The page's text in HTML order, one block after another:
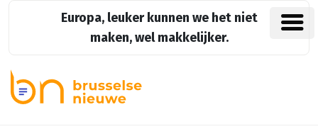
Europa, leuker kunnen we het niet
maken, wel makkelijker.